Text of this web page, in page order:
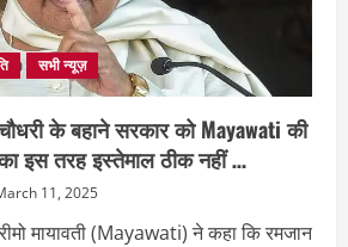
सभी न्यूज़
के बहाने सरकार को Mayawati की
इस तरह इस्तेमाल ठीक नहीं …
11, 2025
मायावती (Mayawati) ने कहा कि रमजान